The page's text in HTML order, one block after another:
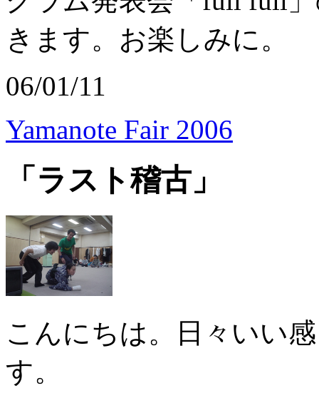
きます。お楽しみに。
06/01/11
Yamanote Fair 2006
「ラスト稽古」
こんにちは。日々いい
す。